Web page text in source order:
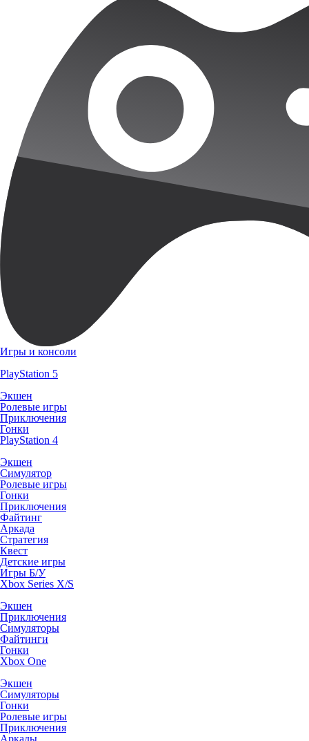
Игры и консоли
PlayStation 5
Экшен
Ролевые игры
Приключения
Гонки
PlayStation 4
Экшен
Симулятор
Ролевые игры
Гонки
Приключения
Файтинг
Аркада
Стратегия
Квест
Детские игры
Игры Б/У
Xbox Series X/S
Экшен
Приключения
Симуляторы
Файтинги
Гонки
Xbox One
Экшен
Симуляторы
Гонки
Ролевые игры
Приключения
Аркады